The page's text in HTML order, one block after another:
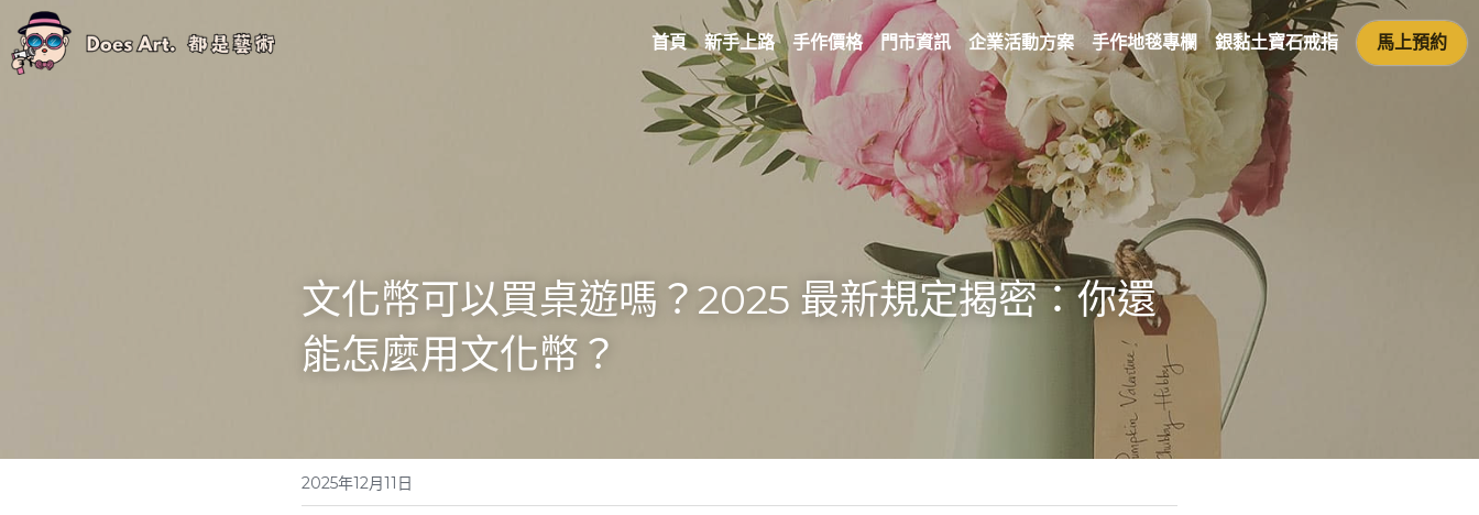
首頁 新手上路 手作價格 門市資訊 企業活動方案 手作地毯專欄 銀黏土寶石戒指 馬上預約
文化幣可以買桌遊嗎？2025 最新規定揭密：你還
能怎麼用文化幣？
2025年12月11日